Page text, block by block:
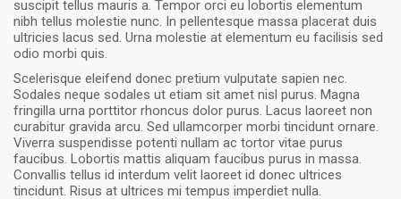
suscipit tellus mauris a. Tempor orci eu lobortis elementum
nibh tellus molestie nunc. In pellentesque massa placerat duis
ultricies lacus sed. Urna molestie at elementum eu facilisis sed
odio morbi quis.
Scelerisque eleifend donec pretium vulputate sapien nec.
Sodales neque sodales ut etiam sit amet nisl purus. Magna
fringilla urna porttitor rhoncus dolor purus. Lacus laoreet non
curabitur gravida arcu. Sed ullamcorper morbi tincidunt ornare.
Viverra suspendisse potenti nullam ac tortor vitae purus
faucibus. Lobortis mattis aliquam faucibus purus in massa.
Convallis tellus id interdum velit laoreet id donec ultrices
tincidunt. Risus at ultrices mi tempus imperdiet nulla.